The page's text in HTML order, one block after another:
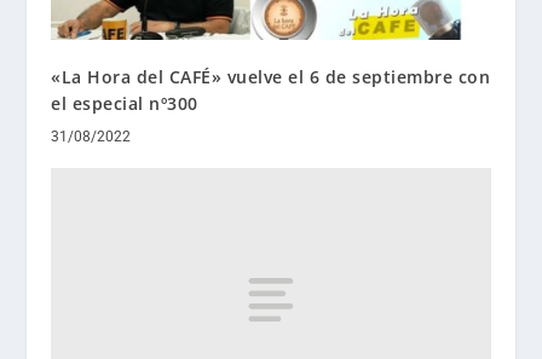
«La Hora del CAFÉ» vuelve el 6 de septiembre con
el especial nº300
31/08/2022